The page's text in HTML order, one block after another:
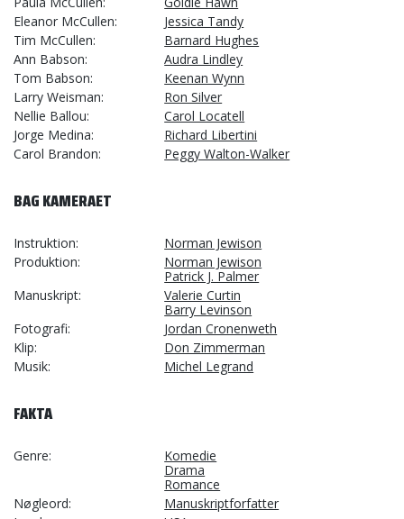
Eleanor McCullen
Jessica Tandy
Tim McCullen
Barnard Hughes
Ann Babson
Audra Lindley
Tom Babson
Keenan Wynn
Larry Weisman
Ron Silver
Nellie Ballou
Carol Locatell
Jorge Medina
Richard Libertini
Carol Brandon
Peggy Walton-Walker
BAG KAMERAET
Instruktion
Norman Jewison
Produktion
Norman Jewison
Patrick J. Palmer
Manuskript
Valerie Curtin
Barry Levinson
Fotografi
Jordan Cronenweth
Klip
Don Zimmerman
Musik
Michel Legrand
FAKTA
Genre
Komedie
Drama
Romance
Nøgleord
Manuskriptforfatter